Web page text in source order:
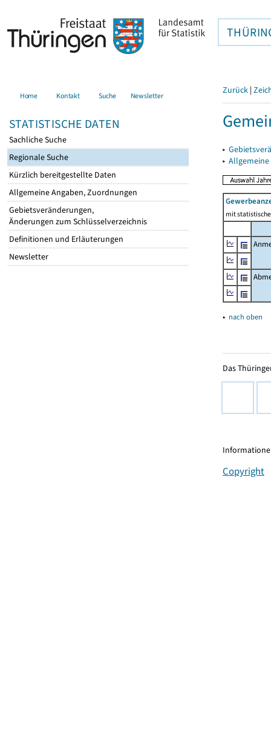
Home Kontakt Suche Newsletter
STATISTISCHE DATEN
Sachliche Suche
Regionale Suche
Kürzlich bereitgestellte Daten
Allgemeine Angaben, Zuordnungen
Gebietsveränderungen,
Änderungen zum Schlüsselverzeichnis
Definitionen und Erläuterungen
Newsletter
Zurück |
▸
▸
mit
▴ nach oben
Das
Copyright